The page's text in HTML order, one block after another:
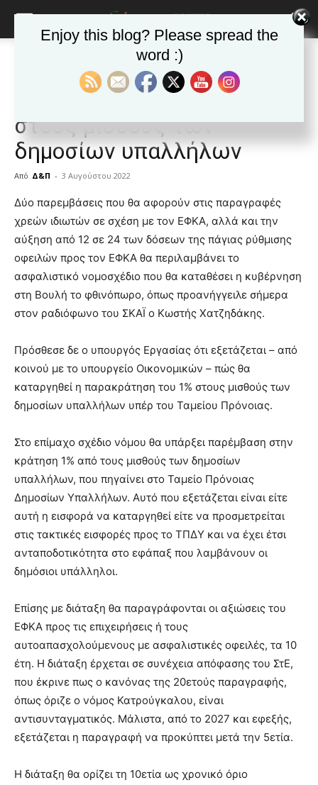
ΕΙΔΗΣΕΙΣ Ελλαδα
Κατάργηση παρακράτησης
στους μισθούς των
δημοσίων υπαλλήλων
Από Δ&Π - 3 Αυγούστου 2022
blonde
lesbians
very
hot
cam
show.desi
xxx
lyons
you
the
of
pain.
hd
porn
Δύο παρεμβάσεις που θα αφορούν στις παραγραφές
χρεών ιδιωτών σε σχέση με τον ΕΦΚΑ, αλλά και την
αύξηση από 12 σε 24 των δόσεων της πάγιας ρύθμισης
οφειλών προς τον ΕΦΚΑ θα περιλαμβάνει το
ασφαλιστικό νομοσχέδιο που θα καταθέσει η κυβέρνηση
στη Βουλή το φθινόπωρο, όπως προανήγγειλε σήμερα
στον ραδιόφωνο του ΣΚΑΪ ο Κωστής Χατζηδάκης.
Πρόσθεσε δε ο υπουργός Εργασίας ότι εξετάζεται – από
κοινού με το υπουργείο Οικονομικών – πώς θα
καταργηθεί η παρακράτηση του 1% στους μισθούς των
δημοσίων υπαλλήλων υπέρ του Ταμείου Πρόνοιας.
Στο επίμαχο σχέδιο νόμου θα υπάρξει παρέμβαση στην
κράτηση 1% από τους μισθούς των δημοσίων
υπαλλήλων, που πηγαίνει στο Ταμείο Πρόνοιας
Δημοσίων Υπαλλήλων. Αυτό που εξετάζεται είναι είτε
αυτή η εισφορά να καταργηθεί είτε να προσμετρείται
στις τακτικές εισφορές προς το ΤΠΔΥ και να έχει έτσι
ανταποδοτικότητα στο εφάπαξ που λαμβάνουν οι
δημόσιοι υπάλληλοι.
Επίσης με διάταξη θα παραγράφονται οι αξιώσεις του
ΕΦΚΑ προς τις επιχειρήσεις ή τους
αυτοαπασχολούμενους με ασφαλιστικές οφειλές, τα 10
έτη. Η διάταξη έρχεται σε συνέχεια απόφασης του ΣτΕ,
που έκρινε πως ο κανόνας της 20ετούς παραγραφής,
όπως όριζε ο νόμος Κατρούγκαλου, είναι
αντισυνταγματικός. Μάλιστα, από το 2027 και εφεξής,
εξετάζεται η παραγραφή να προκύπτει μετά την 5ετία.
Η διάταξη θα ορίζει τη 10ετία ως χρονικό όριο
Enjoy this blog? Please spread the
word :)